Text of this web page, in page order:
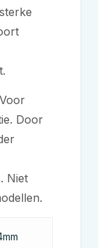
Voor
Door
Niet